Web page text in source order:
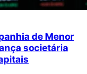
de Menor
societária